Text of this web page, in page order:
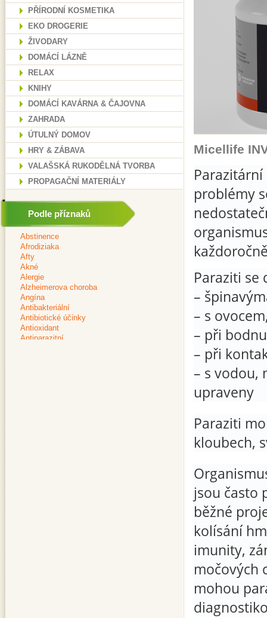
PŘÍRODNÍ KOSMETIKA
EKO DROGERIE
ŽIVODARY
DOMÁCÍ LÁZNĚ
RELAX
KNIHY
DOMÁCÍ KAVÁRNA & ČAJOVNA
ZAHRADA
ÚTULNÝ DOMOV
HRY & ZÁBAVA
VALAŠSKÁ RUKODĚLNÁ TVORBA
PROPAGAČNÍ MATERIÁLY
Podle příznaků
Micellife
problémy
Paraziti se
–
– s
– při
– při
– s vodou,
upraveny
Paraziti
kloubech,
jsou často
běžné
kolísání
imunity,
močových
mohou